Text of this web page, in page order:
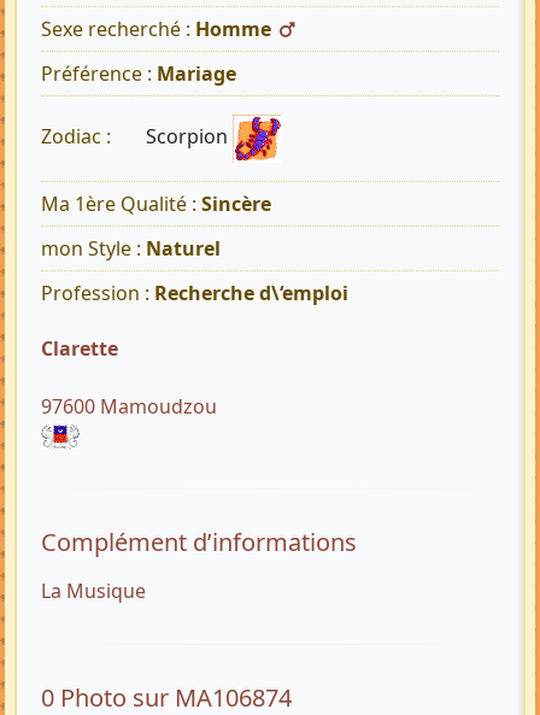
Sexe recherché : Homme
Préférence : Mariage
Zodiac : Scorpion
Ma 1ère Qualité : Sincère
mon Style : Naturel
Profession : Recherche d\‘emploi
Clarette
97600 Mamoudzou
Complément d’informations
La Musique
0 Photo sur MA106874